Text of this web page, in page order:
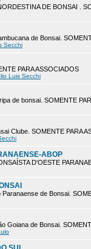
DE BONSAI .
de Bonsai.
Secchi
PARA ASSOCIADOS
Luis Secchi
de bonsai. SOMENTE
Clube. SOMENTE PARA
ABOP
D'OESTE
de Bonsai.
Goiana de Bonsai.